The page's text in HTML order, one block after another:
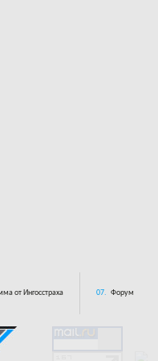
от Ингосстраха 07. Форум